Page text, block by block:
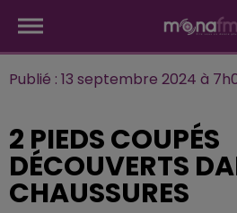
Publié : 13 septembre 2024 à
2 PIEDS COUPÉS
DÉCOUVERTS
CHAUSSURES